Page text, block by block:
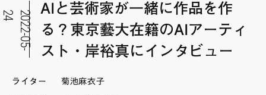
アーティスト
店舗からのお知らせ
公式通販
2
0
2
2
-
0
5
-
2
4
AIと芸術家が一緒に作品を作
る？東京藝大在籍のAIアーティ
スト・岸裕真にインタビュー
ライター 菊池麻衣子